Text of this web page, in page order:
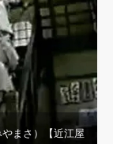
まさ）【近江屋